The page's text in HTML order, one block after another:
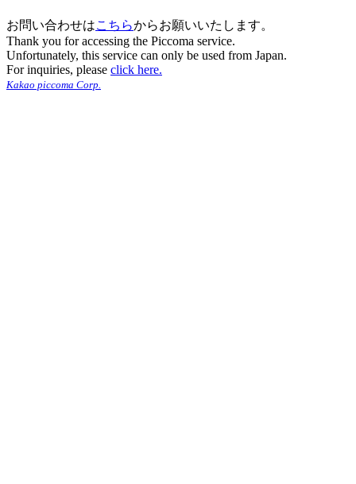
お問い合わせはこちらからお願いいたします。
Thank you for accessing the Piccoma service.
Unfortunately, this service can only be used from Japan.
For inquiries, please click here.
Kakao piccoma Corp.